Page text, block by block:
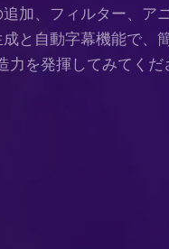
加、フィルター、ア
と自動字幕機能で、
力を発揮してみてくだ